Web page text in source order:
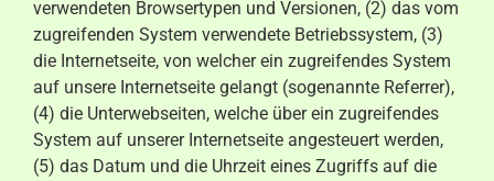
verwendeten Browsertypen und Versionen, (2) das vom
zugreifenden System verwendete Betriebssystem, (3)
die Internetseite, von welcher ein zugreifendes System
auf unsere Internetseite gelangt (sogenannte Referrer),
(4) die Unterwebseiten, welche über ein zugreifendes
System auf unserer Internetseite angesteuert werden,
(5) das Datum und die Uhrzeit eines Zugriffs auf die